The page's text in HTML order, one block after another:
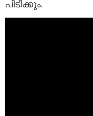
പിടിക്കും.